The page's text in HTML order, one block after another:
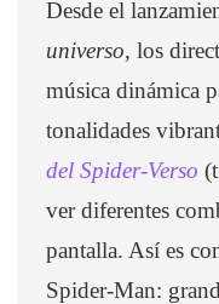
Desde el
universo, los
música dinámica
tonalidades
del Spider-Verso
ver diferentes
pantalla. Así es
Spider-Man: